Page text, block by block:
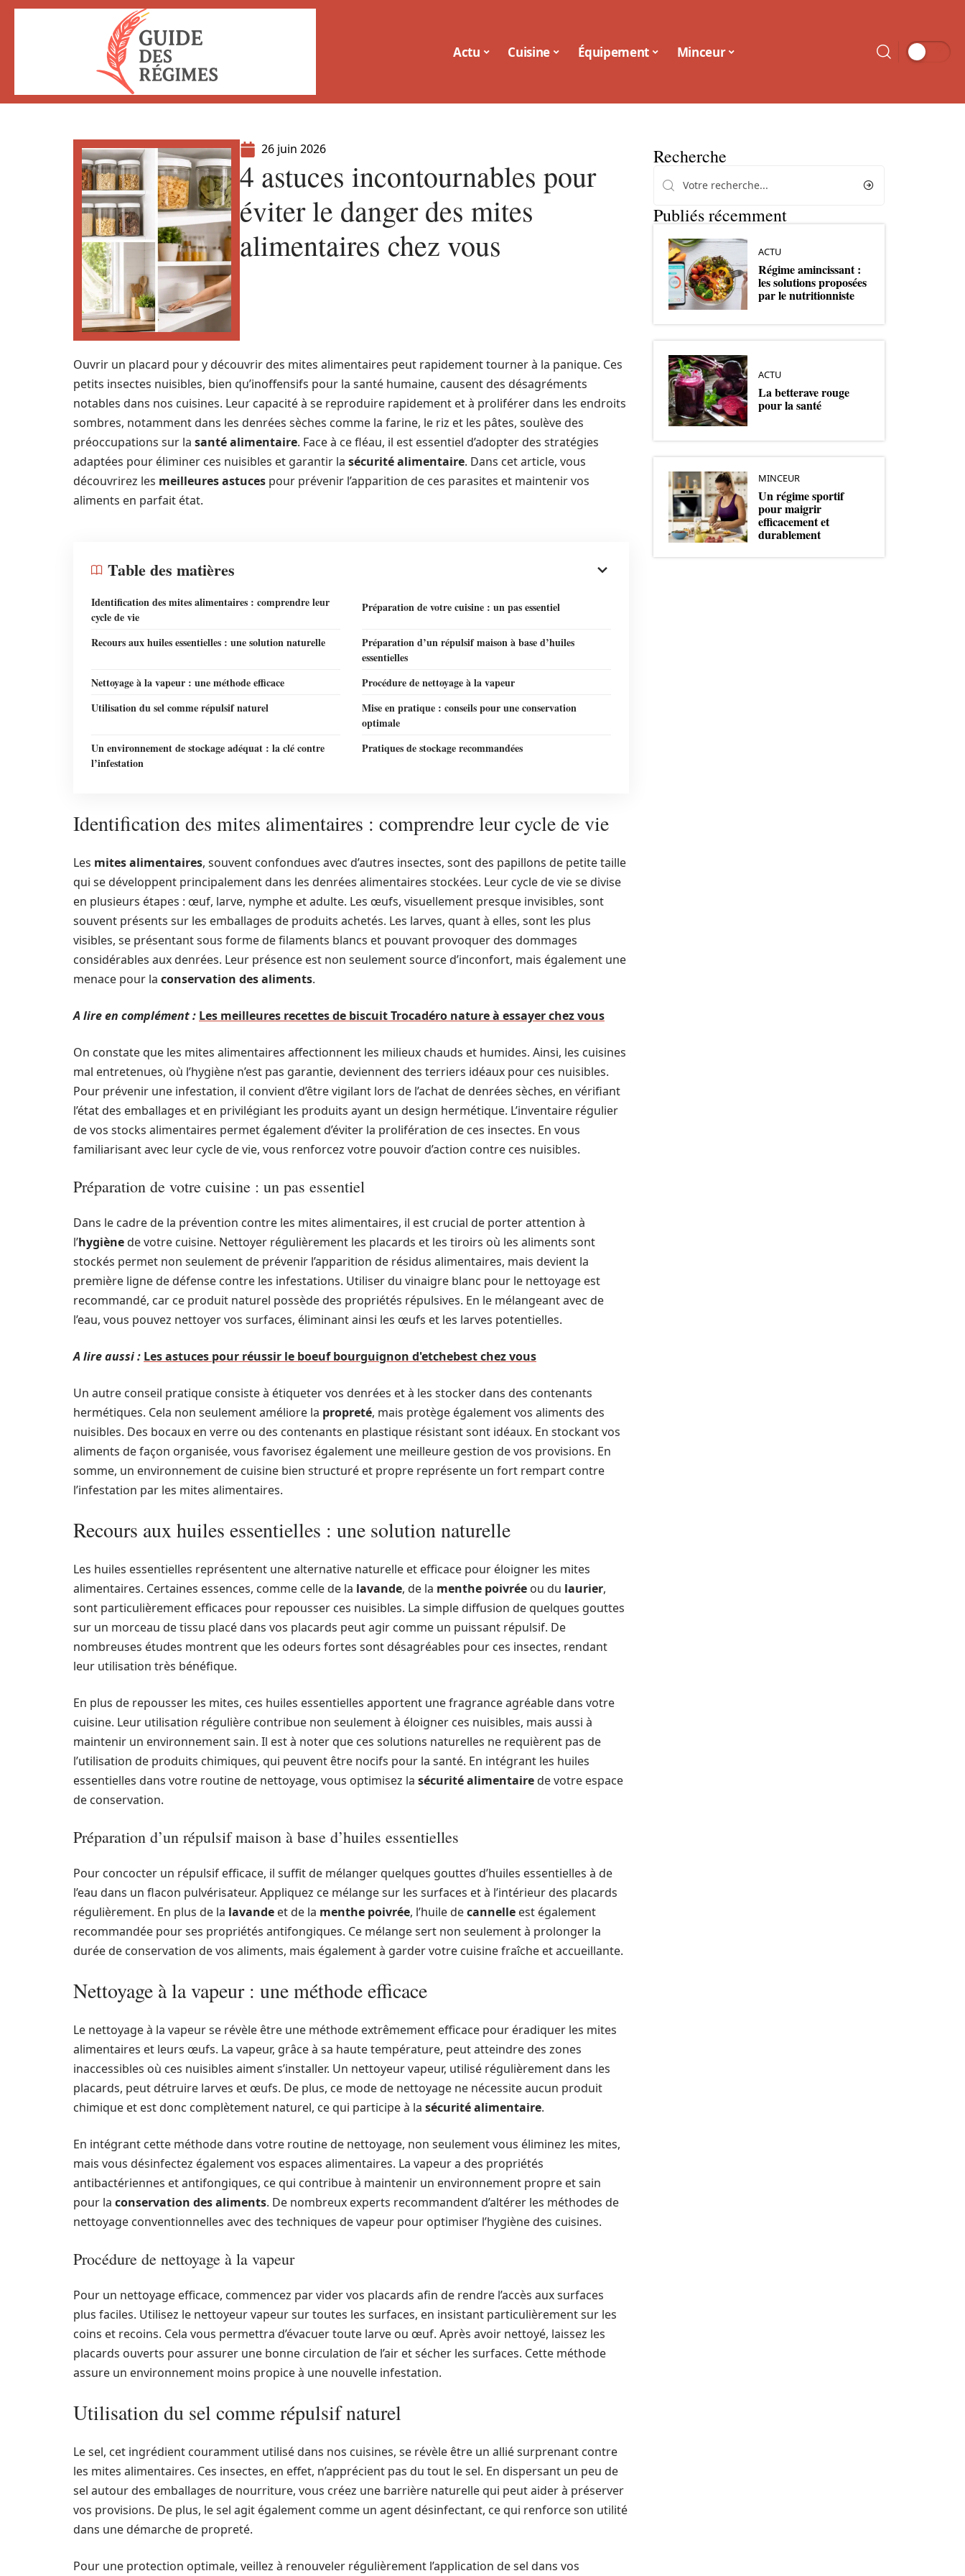
Actu Cuisine Équipement Minceur
26 juin 2026
4 astuces incontournables pour
éviter le danger des mites
alimentaires chez vous
Ouvrir un placard pour y découvrir des mites alimentaires peut rapidement tourner à la panique. Ces
petits insectes nuisibles, bien qu’inoffensifs pour la santé humaine, causent des désagréments
notables dans nos cuisines. Leur capacité à se reproduire rapidement et à proliférer dans les endroits
sombres, notamment dans les denrées sèches comme la farine, le riz et les pâtes, soulève des
préoccupations sur la santé alimentaire. Face à ce fléau, il est essentiel d’adopter des stratégies
adaptées pour éliminer ces nuisibles et garantir la sécurité alimentaire. Dans cet article, vous
découvrirez les meilleures astuces pour prévenir l’apparition de ces parasites et maintenir vos
aliments en parfait état.
Table des matières
Identification des mites alimentaires : comprendre leur
cycle de vie
Préparation de votre cuisine : un pas essentiel
Recours aux huiles essentielles : une solution naturelle
Préparation d’un répulsif maison à base d’huiles
essentielles
Nettoyage à la vapeur : une méthode efficace
Procédure de nettoyage à la vapeur
Utilisation du sel comme répulsif naturel
Mise en pratique : conseils pour une conservation
optimale
Un environnement de stockage adéquat : la clé contre
l’infestation
Pratiques de stockage recommandées
Identification des mites alimentaires : comprendre leur cycle de vie
Les mites alimentaires, souvent confondues avec d’autres insectes, sont des papillons de petite taille
qui se développent principalement dans les denrées alimentaires stockées. Leur cycle de vie se divise
en plusieurs étapes : œuf, larve, nymphe et adulte. Les œufs, visuellement presque invisibles, sont
souvent présents sur les emballages de produits achetés. Les larves, quant à elles, sont les plus
visibles, se présentant sous forme de filaments blancs et pouvant provoquer des dommages
considérables aux denrées. Leur présence est non seulement source d’inconfort, mais également une
menace pour la conservation des aliments.
A lire en complément : Les meilleures recettes de biscuit Trocadéro nature à essayer chez vous
On constate que les mites alimentaires affectionnent les milieux chauds et humides. Ainsi, les cuisines
mal entretenues, où l’hygiène n’est pas garantie, deviennent des terriers idéaux pour ces nuisibles.
Pour prévenir une infestation, il convient d’être vigilant lors de l’achat de denrées sèches, en vérifiant
l’état des emballages et en privilégiant les produits ayant un design hermétique. L’inventaire régulier
de vos stocks alimentaires permet également d’éviter la prolifération de ces insectes. En vous
familiarisant avec leur cycle de vie, vous renforcez votre pouvoir d’action contre ces nuisibles.
Préparation de votre cuisine : un pas essentiel
Dans le cadre de la prévention contre les mites alimentaires, il est crucial de porter attention à
l’hygiènede votre cuisine. Nettoyer régulièrement les placards et les tiroirs où les aliments sont
stockés permet non seulement de prévenir l’apparition de résidus alimentaires, mais devient la
première ligne de défense contre les infestations. Utiliser du vinaigre blanc pour le nettoyage est
recommandé, car ce produit naturel possède des propriétés répulsives. En le mélangeant avec de
l’eau, vous pouvez nettoyer vos surfaces, éliminant ainsi les œufs et les larves potentielles.
A lire aussi : Les astuces pour réussir le boeuf bourguignon d'etchebest chez vous
Un autre conseil pratique consiste à étiqueter vos denrées et à les stocker dans des contenants
hermétiques. Cela non seulement améliore la propreté, mais protège également vos aliments des
nuisibles. Des bocaux en verre ou des contenants en plastique résistant sont idéaux. En stockant vos
aliments de façon organisée, vous favorisez également une meilleure gestion de vos provisions. En
somme, un environnement de cuisine bien structuré et propre représente un fort rempart contre
l’infestation par les mites alimentaires.
Recours aux huiles essentielles : une solution naturelle
Les huiles essentielles représentent une alternative naturelle et efficace pour éloigner les mites
alimentaires. Certaines essences, comme celle de la lavande, de la menthe poivrée ou du laurier,
sont particulièrement efficaces pour repousser ces nuisibles. La simple diffusion de quelques gouttes
sur un morceau de tissu placé dans vos placards peut agir comme un puissant répulsif. De
nombreuses études montrent que les odeurs fortes sont désagréables pour ces insectes, rendant
leur utilisation très bénéfique.
En plus de repousser les mites, ces huiles essentielles apportent une fragrance agréable dans votre
cuisine. Leur utilisation régulière contribue non seulement à éloigner ces nuisibles, mais aussi à
maintenir un environnement sain. Il est à noter que ces solutions naturelles ne requièrent pas de
l’utilisation de produits chimiques, qui peuvent être nocifs pour la santé. En intégrant les huiles
essentielles dans votre routine de nettoyage, vous optimisez la sécurité alimentairede votre espace
de conservation.
Préparation d’un répulsif maison à base d’huiles essentielles
Pour concocter un répulsif efficace, il suffit de mélanger quelques gouttes d’huiles essentielles à de
l’eau dans un flacon pulvérisateur. Appliquez ce mélange sur les surfaces et à l’intérieur des placards
régulièrement. En plus de la lavande et de la menthe poivrée, l’huile decannelle est également
recommandée pour ses propriétés antifongiques. Ce mélange sert non seulement à prolonger la
durée de conservation de vos aliments, mais également à garder votre cuisine fraîche et accueillante.
Nettoyage à la vapeur : une méthode efficace
Le nettoyage à la vapeur se révèle être une méthode extrêmement efficace pour éradiquer les mites
alimentaires et leurs œufs. La vapeur, grâce à sa haute température, peut atteindre des zones
inaccessibles où ces nuisibles aiment s’installer. Un nettoyeur vapeur, utilisé régulièrement dans les
placards, peut détruire larves et œufs. De plus, ce mode de nettoyage ne nécessite aucun produit
chimique et est donc complètement naturel, ce qui participe à la sécurité alimentaire.
En intégrant cette méthode dans votre routine de nettoyage, non seulement vous éliminez les mites,
mais vous désinfectez également vos espaces alimentaires. La vapeur a des propriétés
antibactériennes et antifongiques, ce qui contribue à maintenir un environnement propre et sain
pour la conservation des aliments. De nombreux experts recommandent d’altérer les méthodes de
nettoyage conventionnelles avec des techniques de vapeur pour optimiser l’hygiène des cuisines.
Procédure de nettoyage à la vapeur
Pour un nettoyage efficace, commencez par vider vos placards afin de rendre l’accès aux surfaces
plus faciles. Utilisez le nettoyeur vapeur sur toutes les surfaces, en insistant particulièrement sur les
coins et recoins. Cela vous permettra d’évacuer toute larve ou œuf. Après avoir nettoyé, laissez les
placards ouverts pour assurer une bonne circulation de l’air et sécher les surfaces. Cette méthode
assure un environnement moins propice à une nouvelle infestation.
Utilisation du sel comme répulsif naturel
Le sel, cet ingrédient couramment utilisé dans nos cuisines, se révèle être un allié surprenant contre
les mites alimentaires. Ces insectes, en effet, n’apprécient pas du tout le sel. En dispersant un peu de
sel autour des emballages de nourriture, vous créez une barrière naturelle qui peut aider à préserver
vos provisions. De plus, le sel agit également comme un agent désinfectant, ce qui renforce son utilité
dans une démarche de propreté.
Pour une protection optimale, veillez à renouveler régulièrement l’application de sel dans vos
Recherche
Publiés récemment
ACTU
Régime amincissant :
les solutions proposées
par le nutritionniste
ACTU
La betterave rouge
pour la santé
MINCEUR
Un régime sportif
pour maigrir
efficacement et
durablement